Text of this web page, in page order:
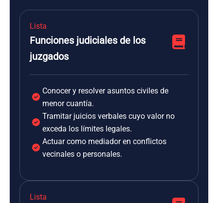
Lista
Funciones judiciales de los
juzgados
Conocer y resolver asuntos civiles de
menor cuantía.
Tramitar juicios verbales cuyo valor no
exceda los límites legales.
Actuar como mediador en conflictos
vecinales o personales.
Lista